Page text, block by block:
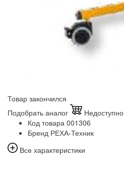
Товар закончился
Подобрать аналог
Недоступно
Код товара 001306
Бренд РЕХА-Техник
Все характеристики